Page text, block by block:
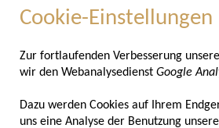
Cookie-Einstellungen
Zur fortlaufenden Verbesserung
wir den Webanalysedienst Google
Dazu werden Cookies auf Ihrem
uns eine Analyse der Benutzung